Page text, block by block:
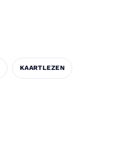
KAARTLEZEN